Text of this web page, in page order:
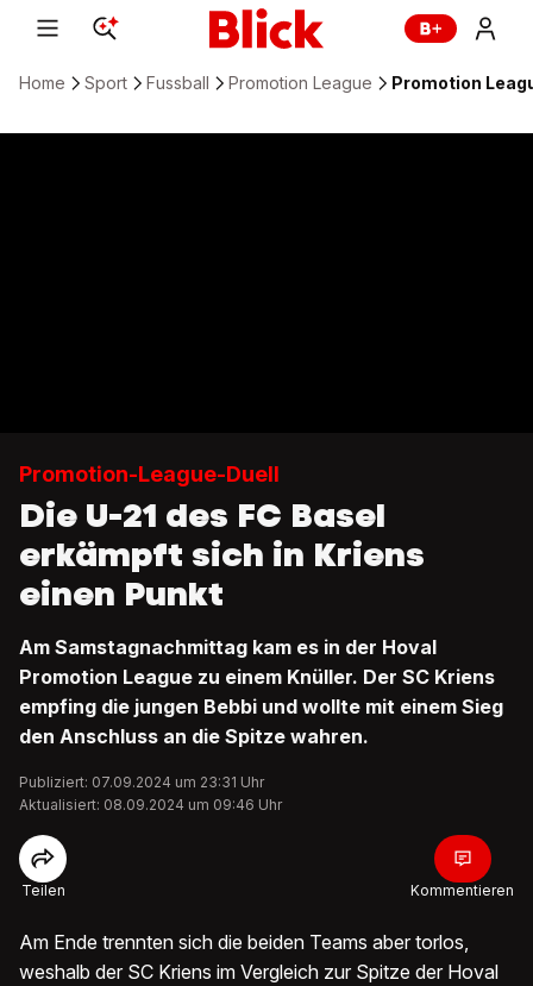
Home Sport Fussball Promotion League Promotion
Promotion-League-Duell
Die U-21 des FC Basel
erkämpft sich in Kriens
einen Punkt
Am Samstagnachmittag kam es in der Hoval
Promotion League zu einem Knüller. Der SC Kriens
empfing die jungen Bebbi und wollte mit einem Sieg
den Anschluss an die Spitze wahren.
Publiziert: 07.09.2024 um 23:31 Uhr
Aktualisiert: 08.09.2024 um 09:46 Uhr
Teilen Kommentieren
Am Ende trennten sich die beiden Teams aber torlos,
weshalb der SC Kriens im Vergleich zur Spitze der Hoval